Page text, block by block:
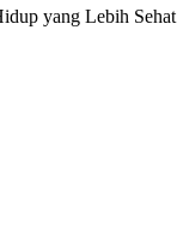
yang Lebih Sehat